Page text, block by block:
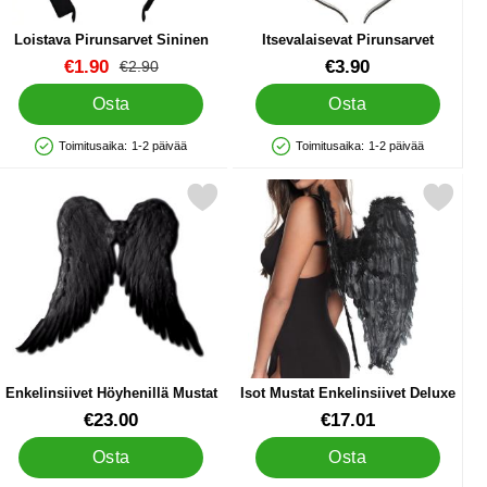
Loistava Pirunsarvet Sininen
Tuote.nro 83364
uusi hinta
€1.90 vanha hinta
€2.90
Osta
Saatavuus: Varastossa
Toimitusaika: 1-2 päivää
Itsevalaisevat Pirunsarvet
Tuote.nro 11722€3.90
Osta
Saatavuus: Varastossa
Toimitusaika: 1-2 päivää
suosikiksi
Enkelinsiivet Höyhenillä Mustat
Tuote.nro 43796€23.00
Osta
Merkitse enkelinsiivet Höyhenillä Mustat suosikiksi
Isot Mustat Enkelinsiivet Deluxe
Tuote.nro 15564€17.01
Osta
Merkitse isot Mustat